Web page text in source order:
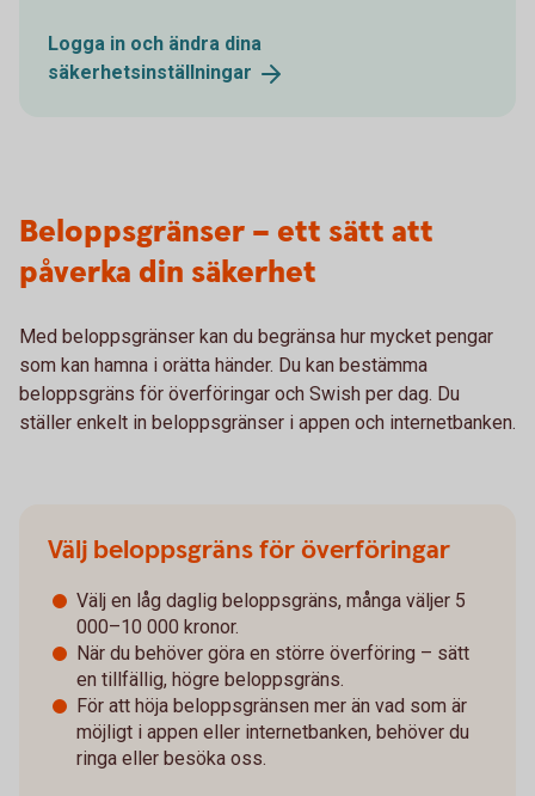
Logga in och ändra dina
säkerhetsinställningar
Beloppsgränser – ett sätt att
påverka din säkerhet
Med beloppsgränser kan du begränsa hur mycket pengar
som kan hamna i orätta händer. Du kan bestämma
beloppsgräns för överföringar och Swish per dag. Du
ställer enkelt in beloppsgränser i appen och internetbanken.
Välj beloppsgräns för överföringar
Välj en låg daglig beloppsgräns, många väljer 5
000–10 000 kronor.
När du behöver göra en större överföring – sätt
en tillfällig, högre beloppsgräns.
För att höja beloppsgränsen mer än vad som är
möjligt i appen eller internetbanken, behöver du
ringa eller besöka oss.